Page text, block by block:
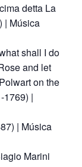
detta La
| Música
shall I do
and let
on the
1769) |
| Música
Marini